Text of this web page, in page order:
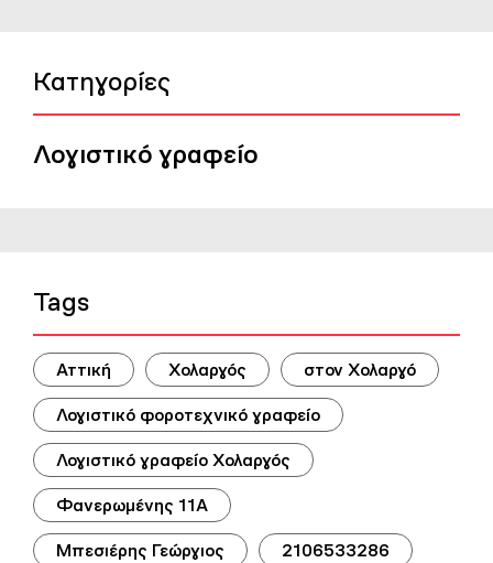
Κατηγορίες
Λογιστικό γραφείο
Tags
Αττική Χολαργός στον Χολαργό
Λογιστικό φοροτεχνικό γραφείο
Λογιστικό γραφείο Χολαργός
Φανερωμένης 11Α
Μπεσιέρης Γεώργιος 2106533286